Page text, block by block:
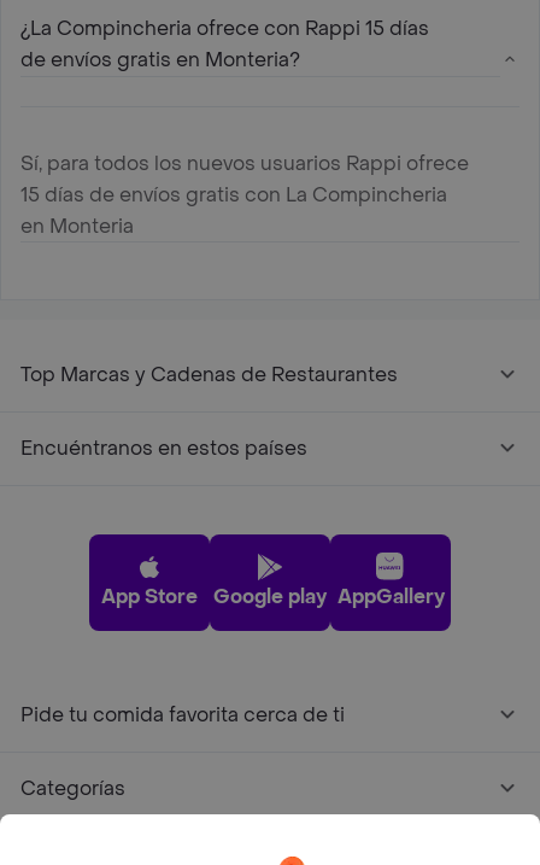
¿La Compincheria ofrece con Rappi 15 días
de envíos gratis en Monteria?
Sí, para todos los nuevos usuarios Rappi ofrece
15 días de envíos gratis con La Compincheria
en Monteria
Top Marcas y Cadenas de Restaurantes
Encuéntranos en estos países
App Store Google play AppGallery
Pide tu comida favorita cerca de ti
Categorías